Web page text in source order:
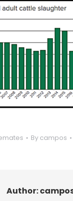
By campos
Author: